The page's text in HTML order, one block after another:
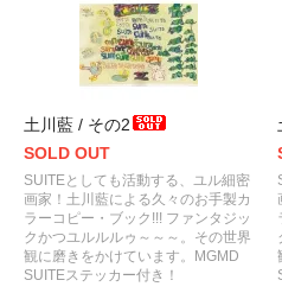
土川藍 / その2
SOLD OUT
SUITEとしても活動する、ユル細密
画家！土川藍による久々のお手製カ
ラーコピー・ブック!!! ファンタジッ
クかつユルルルゥ～～～。その世界
観に磨きをかけています。MGMD
SUITEステッカー付き！